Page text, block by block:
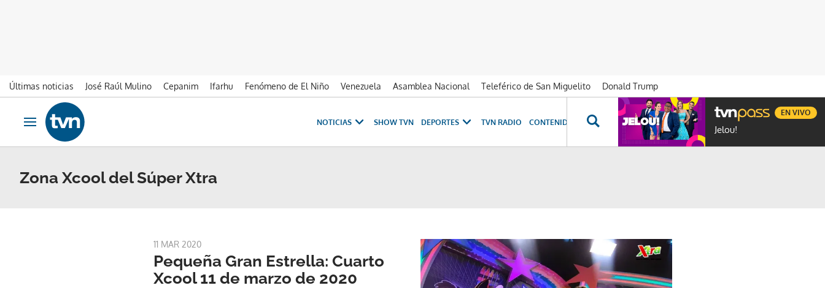
Últimas noticias José Raúl Mulino Cepanim Ifarhu Fenómeno de El Niño Venezuela Asamblea Nacional Teleférico de San Miguelito
Donald Trump
Ir al contenido
Obrir navegació
NOTICIAS SHOW TVN DEPORTES TVN RADIO CONTENIDOS ESPECIALES NOVELAS PROGRAMAS GENTE TVN
Jelou!
EN VIVO
Zona Xcool del Súper Xtra
11 MAR 2020
Pequeña Gran Estrella: Cuarto
Xcool 11 de marzo de 2020